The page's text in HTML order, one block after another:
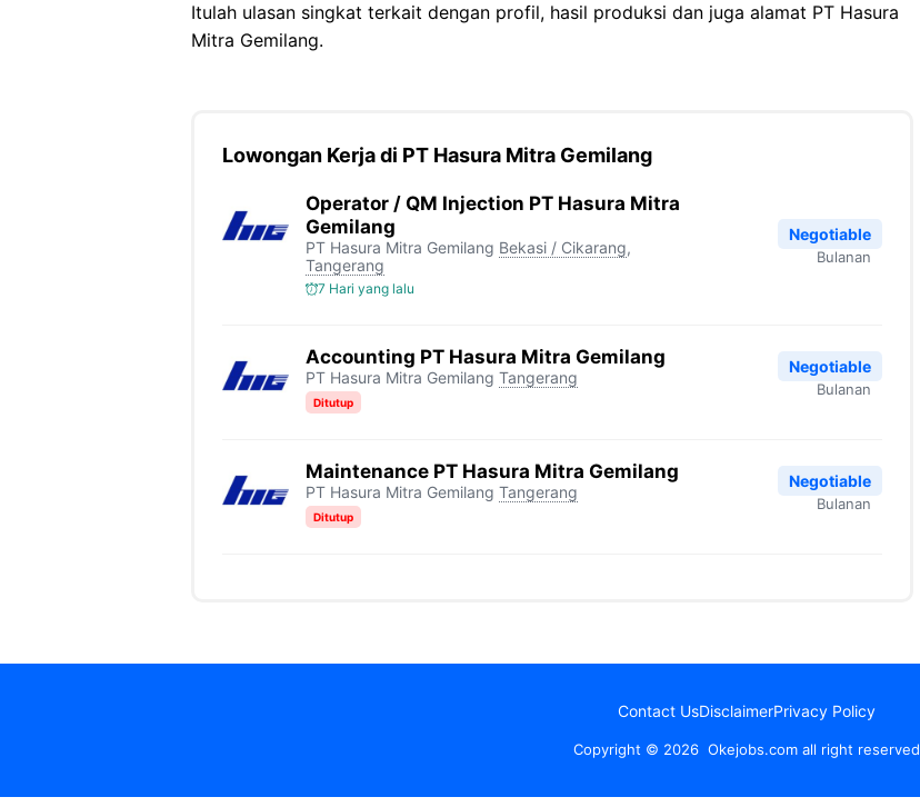
Itulah ulasan singkat terkait dengan profil, hasil produksi dan juga alamat PT Hasura
Mitra Gemilang.
Lowongan Kerja di PT Hasura Mitra Gemilang
Operator / QM Injection PT Hasura Mitra
Gemilang
PT Hasura Mitra Gemilang Bekasi / Cikarang,
Tangerang
7 Hari yang lalu
Negotiable
Bulanan
Accounting PT Hasura Mitra Gemilang
PT Hasura Mitra Gemilang Tangerang
Ditutup
Negotiable
Bulanan
Maintenance PT Hasura Mitra Gemilang
PT Hasura Mitra Gemilang Tangerang
Ditutup
Negotiable
Bulanan
Contact UsDisclaimerPrivacy Policy
Copyright © 2026 Okejobs.com all right reserved